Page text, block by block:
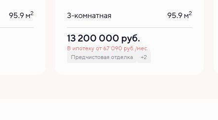
95.9 м2 3-комнатная 95.9 м2
13 200 000 руб.
В ипотеку от 67 090 руб./мес.
Предчистовая отделка
+2